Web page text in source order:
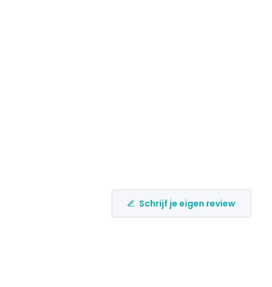
Schrijf je eigen review